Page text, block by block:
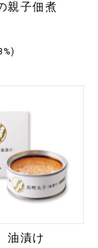
親子佃煮
油漬け